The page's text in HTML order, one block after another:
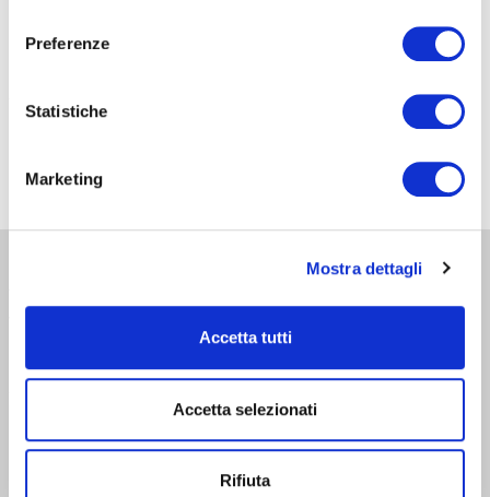
Preferenze
Statistiche
Marketing
Mostra dettagli
Accetta tutti
Accetta selezionati
Rifiuta
ABF Azienda Bergamasca Formazione
C.F. e P. IVA 03240540165 - Tel. (035) 3693711 - via Monte Gleno, 2 - I -
Privacy-Cookie policy